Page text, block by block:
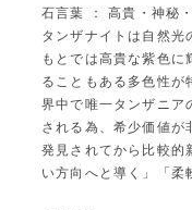
石言葉 ： 高貴・
タンザナイトは自然光
もとでは高貴な紫色に
ることもある多色性が
界中で唯一タンザニア
される為、希少価値が
発見されてから比較的
い方向へと導く」「柔